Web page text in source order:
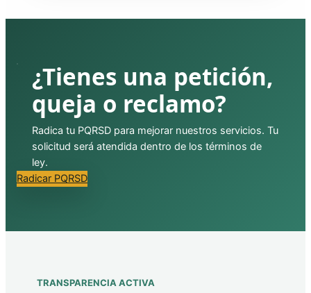
¿Tienes una petición,
queja o reclamo?
Radica tu PQRSD para mejorar nuestros servicios. Tu
solicitud será atendida dentro de los términos de
ley.
Radicar PQRSD
TRANSPARENCIA ACTIVA